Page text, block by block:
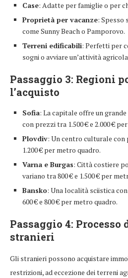
Case: Adatte per famiglie o per
Proprietà per vacanze: Spesso
come Sunny Beach o Pamporovo.
Terreni edificabili: Perfetti per
sogni o avviare un’attività
Passaggio 3: Regioni
l’acquisto
Sofia: La capitale offre un
con prezzi tra 1.500 € e 2.000 €
Plovdiv: Un centro culturale con
1.200 € per metro quadro.
Varna e Burgas: Città costiere
variano tra 800 € e 1.500 € per
Bansko: Una località sciistica
600 € e 800 € per metro quadro.
Passaggio 4: Processo
stranieri
Gli stranieri possono acquistare
restrizioni, ad eccezione dei terreni